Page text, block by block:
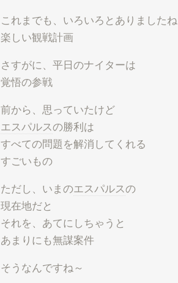
これまでも、いろいろとありましたね
楽しい観戦計画
さすがに、平日のナイターは
覚悟の参戦
前から、思っていたけど
エスパルスの勝利は
すべての問題を解消してくれる
すごいもの
ただし、いまのエスパルスの
現在地だと
それを、あてにしちゃうと
あまりにも無謀案件
そうなんですね～